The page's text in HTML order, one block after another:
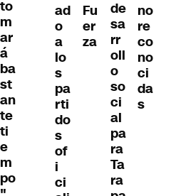
to
m
ar
á
ba
st
an
te
ti
e
m
po
ad
o
a
lo
s
pa
rti
do
s
of
i
ci
Fu
er
za
de
sa
rr
oll
o
so
ci
al
pa
ra
Ta
ra
no
re
co
no
ci
da
s